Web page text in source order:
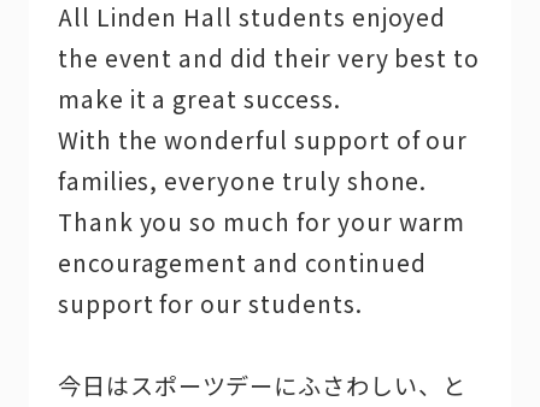
All Linden Hall students enjoyed
the event and did their very best to
make it a great success.
With the wonderful support of our
families, everyone truly shone.
Thank you so much for your warm
encouragement and continued
support for our students.
今日はスポーツデーにふさわしい、と